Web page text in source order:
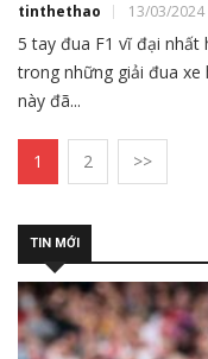
tinthethao 13/03/2024
5 tay đua F1 vĩ đại nhất
trong những giải đua
này đã...
1 2 >>
TIN MỚI